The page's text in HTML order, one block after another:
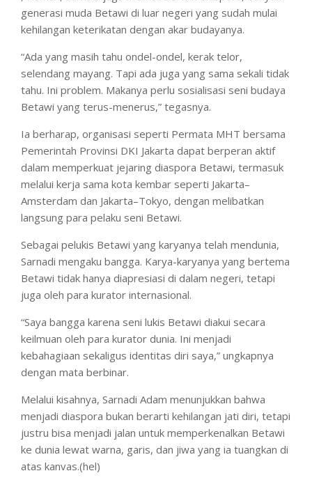
generasi muda Betawi di luar negeri yang sudah mulai
kehilangan keterikatan dengan akar budayanya.
“Ada yang masih tahu ondel-ondel, kerak telor,
selendang mayang. Tapi ada juga yang sama sekali tidak
tahu. Ini problem. Makanya perlu sosialisasi seni budaya
Betawi yang terus-menerus,” tegasnya.
Ia berharap, organisasi seperti Permata MHT bersama
Pemerintah Provinsi DKI Jakarta dapat berperan aktif
dalam memperkuat jejaring diaspora Betawi, termasuk
melalui kerja sama kota kembar seperti Jakarta–
Amsterdam dan Jakarta–Tokyo, dengan melibatkan
langsung para pelaku seni Betawi.
Sebagai pelukis Betawi yang karyanya telah mendunia,
Sarnadi mengaku bangga. Karya-karyanya yang bertema
Betawi tidak hanya diapresiasi di dalam negeri, tetapi
juga oleh para kurator internasional.
“Saya bangga karena seni lukis Betawi diakui secara
keilmuan oleh para kurator dunia. Ini menjadi
kebahagiaan sekaligus identitas diri saya,” ungkapnya
dengan mata berbinar.
Melalui kisahnya, Sarnadi Adam menunjukkan bahwa
menjadi diaspora bukan berarti kehilangan jati diri, tetapi
justru bisa menjadi jalan untuk memperkenalkan Betawi
ke dunia lewat warna, garis, dan jiwa yang ia tuangkan di
atas kanvas.(hel)